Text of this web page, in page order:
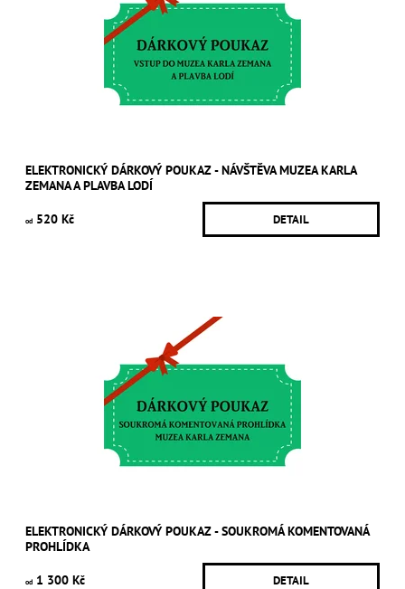
ELEKTRONICKÝ DÁRKOVÝ POUKAZ - NÁVŠTĚVA MUZEA KARLA
ZEMANA A PLAVBA LODÍ
od 520 Kč DETAIL
ELEKTRONICKÝ DÁRKOVÝ POUKAZ - SOUKROMÁ KOMENTOVANÁ
PROHLÍDKA
od 1 300 Kč DETAIL